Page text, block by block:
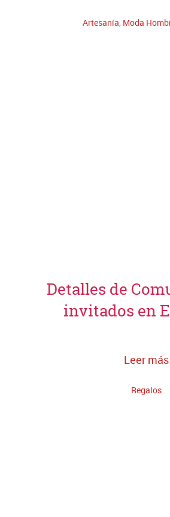
Artesanía Moda
Detalles de
invitados en
Leer más
Regalos